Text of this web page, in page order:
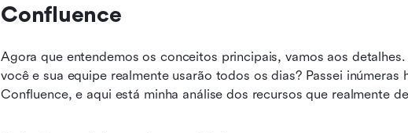
Confluence
Agora que entendemos os conceitos principais, vamos aos
você e sua equipe realmente usarão todos os dias? Passei inúmeras
Confluence, e aqui está minha análise dos recursos que realmente